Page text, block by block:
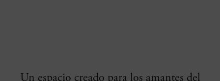
Un espacio creado para los amantes del